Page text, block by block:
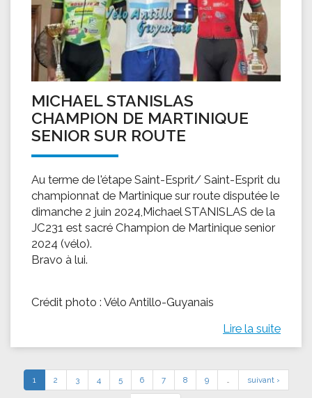
MICHAEL STANISLAS
CHAMPION DE MARTINIQUE
SENIOR SUR ROUTE
Au terme de l'étape Saint-Esprit/ Saint-Esprit du
championnat de Martinique sur route disputée le
dimanche 2 juin 2024,Michael STANISLAS de la
JC231 est sacré Champion de Martinique senior
2024 (vélo).
Bravo à lui.
Crédit photo : Vélo Antillo-Guyanais
Lire la suite
1 2 3 4 5 6 7 8 9 … suivant ›